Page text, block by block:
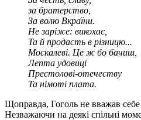
за братерство,
За волю Вкраїни.
Не заріже: викохає,
Та й продасть в різницю...
Москалеві. Це ж бо бачиш,
Лепта удовиці
Престолові-отечеству
Та німоті плата.
Щоправда, Гоголь не вважав себе
Незважаючи на деякі спільні